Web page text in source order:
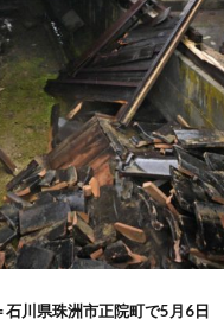
川県珠洲市正院町で5月6日